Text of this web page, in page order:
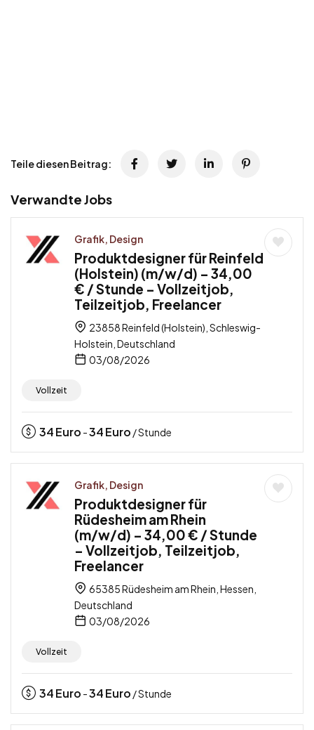
Teile diesen Beitrag:
Verwandte Jobs
Grafik, Design
Produktdesigner für Reinfeld
(Holstein) (m/w/d) – 34,00
€ / Stunde – Vollzeitjob,
Teilzeitjob, Freelancer
23858 Reinfeld (Holstein), Schleswig-
Holstein, Deutschland
03/08/2026
Vollzeit
34Euro -34Euro / Stunde
Grafik, Design
Produktdesigner für
Rüdesheim am Rhein
(m/w/d) – 34,00 € / Stunde
– Vollzeitjob, Teilzeitjob,
Freelancer
65385 Rüdesheim am Rhein, Hessen,
Deutschland
03/08/2026
Vollzeit
34Euro -34Euro / Stunde